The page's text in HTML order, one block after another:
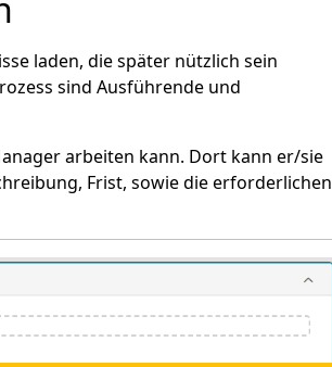
laden, die später nützlich sein
sind Ausführende und
arbeiten kann. Dort kann er/sie
Frist, sowie die erforderlichen